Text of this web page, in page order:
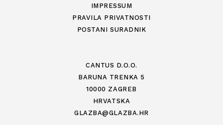
IMPRESSUM
PRAVILA PRIVATNOSTI
POSTANI SURADNIK
CANTUS D.O.O.
BARUNA TRENKA 5
10000 ZAGREB
HRVATSKA
GLAZBA@GLAZBA.HR